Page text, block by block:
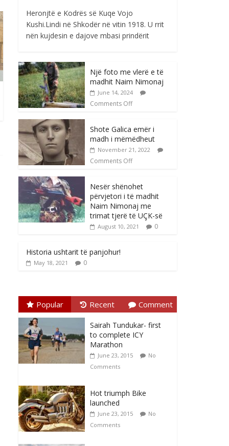
Heronjtë e Kodrës së Kuqe Vojo
Kushi.Lindi në Shkodër në vitin 1918. U rrit
nën kujdesin e dajove mbasi prindërit
Një foto me vlerë e të
madhit Naim Nimonaj
June 14, 2024
Comments Off
Shote Galica emër i
madh i mëmëdheut
November 21, 2022
Comments Off
Nesër shënohet
përvjetori i të madhit
Naim Nimonaj me
trimat tjerë të UÇK-së
August 10, 2021 0
Historia ushtarit të panjohur!
May 18, 2021 0
Popular Recent Comment
Sairah Tundukar- first
to complete ICY
Marathon
June 23, 2015
No
Comments
Hot triumph Bike
launched
June 23, 2015
No
Comments